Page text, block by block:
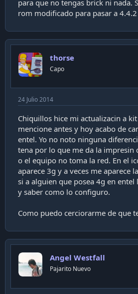
vez me resulto sin dramas
para que no tengas brick ni nada.
rom modificado para pasar a 4.4.2
thorse
Capo
24 Julio 2014
Chiquillos hice mi actualizacin a
mencione antes y hoy acabo de
entel. Yo no noto ninguna
tena por lo que me da la impresin
o el equipo no toma la red. En el
aparece 3g y a veces me aparece
si a alguien que posea 4g en entel
y saber como lo configuro.
Como puedo cerciorarme de que
Angel Westfall
Pajarito Nuevo